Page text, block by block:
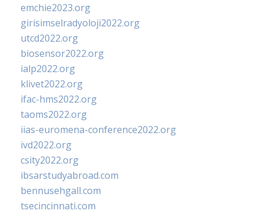
emchie2023.org
girisimselradyoloji2022.org
utcd2022.org
biosensor2022.org
ialp2022.org
klivet2022.org
ifac-hms2022.org
taoms2022.org
iias-euromena-conference2022.org
ivd2022.org
csity2022.org
ibsarstudyabroad.com
bennusehgall.com
tsecincinnati.com